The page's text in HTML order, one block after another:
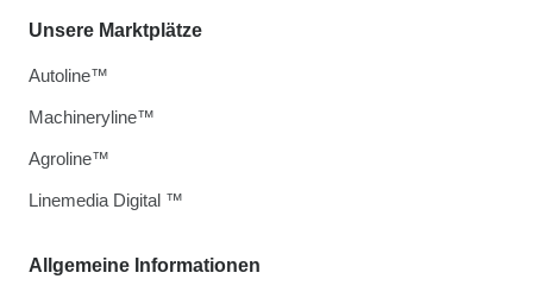
Allgemeine Informationen
Unsere Marktplätze
Autoline™
Machineryline™
Agroline™
Linemedia Digital ™